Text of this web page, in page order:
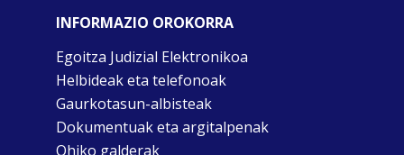
INFORMAZIO OROKORRA
Egoitza Judizial Elektronikoa
Helbideak eta telefonoak
Gaurkotasun-albisteak
Dokumentuak eta argitalpenak
Ohiko galderak